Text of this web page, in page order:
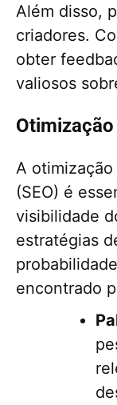
Além disso,
criadores.
obter
valiosos
A
(SEO) é
visibilidade
estratégias
encontrado